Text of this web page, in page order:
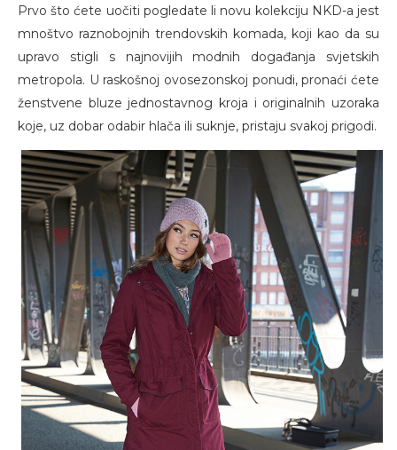
Prvo što ćete uočiti pogledate li novu kolekciju NKD-a jest
mnoštvo raznobojnih trendovskih komada, koji kao da su
upravo stigli s najnovijih modnih događanja svjetskih
metropola. U raskošnoj ovosezonskoj ponudi, pronaći ćete
ženstvene bluze jednostavnog kroja i originalnih uzoraka
koje, uz dobar odabir hlača ili suknje, pristaju svakoj prigodi.